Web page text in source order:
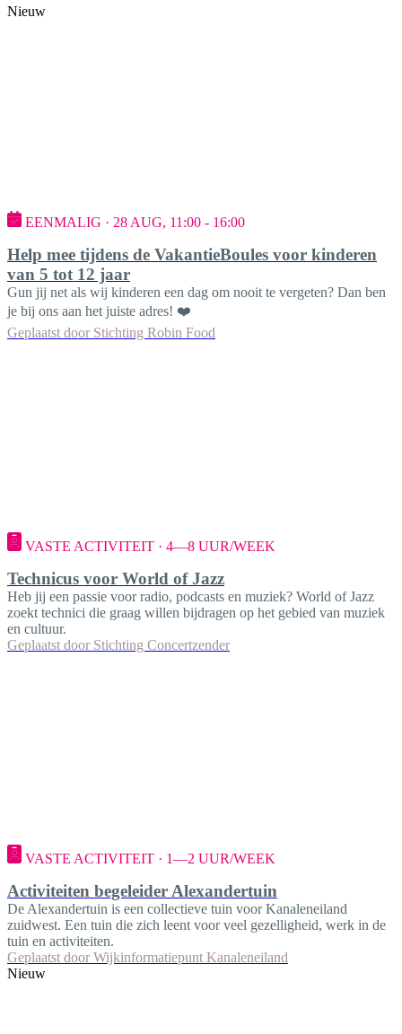
Nieuw
EENMALIG · 28 AUG, 11:00 - 16:00
Help mee tijdens de VakantieBoules voor kinderen
van 5 tot 12 jaar
Gun jij net als wij kinderen een dag om nooit te vergeten? Dan ben
je bij ons aan het juiste adres! ❤️
Geplaatst door Stichting Robin Food
VASTE ACTIVITEIT · 4—8 UUR/WEEK
Technicus voor World of Jazz
Heb jij een passie voor radio, podcasts en muziek? World of Jazz
zoekt technici die graag willen bijdragen op het gebied van muziek
en cultuur.
Geplaatst door Stichting Concertzender
VASTE ACTIVITEIT · 1—2 UUR/WEEK
Activiteiten begeleider Alexandertuin
De Alexandertuin is een collectieve tuin voor Kanaleneiland
zuidwest. Een tuin die zich leent voor veel gezelligheid, werk in de
tuin en activiteiten.
Geplaatst door Wijkinformatiepunt Kanaleneiland
Nieuw